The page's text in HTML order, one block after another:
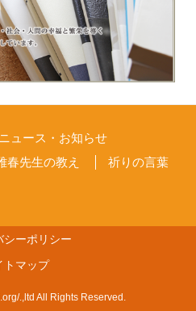
ニュース・お知らせ
春先生の教え
祈りの言葉
シーポリシー
トマップ
.,ltd All Rights Reserved.